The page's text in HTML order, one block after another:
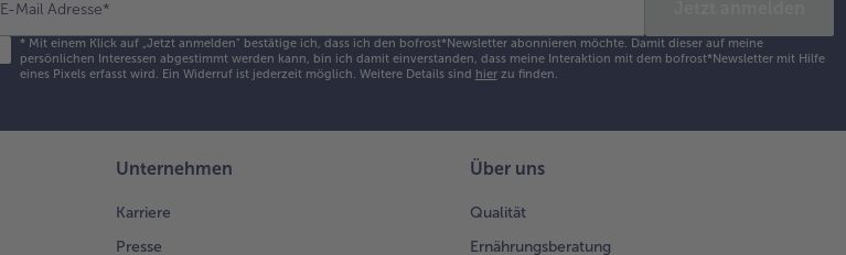
E-Mail Adresse*
*Mit einem Klick auf „Jetzt anmelden" bestätige ich, dass ich den bofrost*Newsletter abonnieren möchte. Damit dieser auf meine
persönlichen Interessen abgestimmt werden kann, bin ich damit einverstanden, dass meine Interaktion mit dem bofrost*Newsletter mit Hilfe
eines Pixels erfasst wird. Ein Widerruf ist jederzeit möglich. Weitere Details sind hierzu finden.
Unternehmen
Karriere
Presse
Über uns
Qualität
Ernährungsberatung